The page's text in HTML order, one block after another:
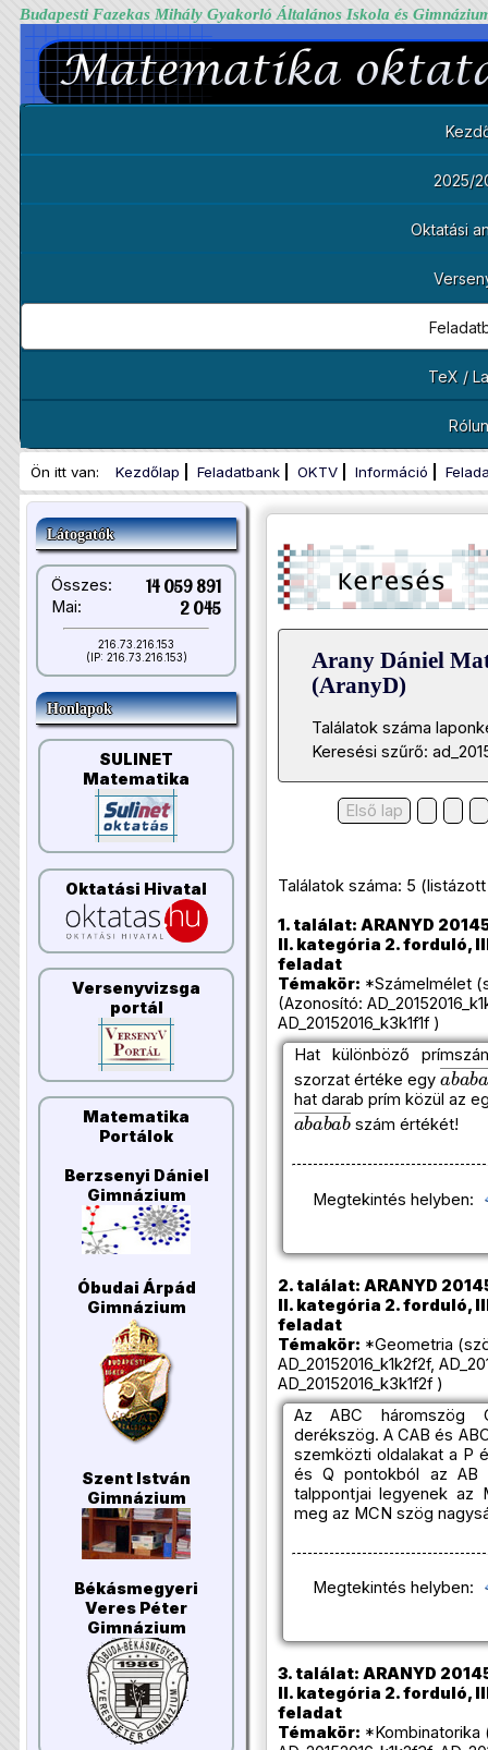
Budapesti Fazekas Mihály Gyakorló Általános Iskola és
2025/
Oktatási
TeX /
Ön itt van: Kezdőlap Feladatbank OKTV Információ
Látogatók
Összes: 14 059 891
Mai: 2 045
216.73.216.153
(IP: 216.73.216.153)
Honlapok
SULINET
Matematika
Oktatási Hivatal
Versenyvizsga
portál
Matematika
Portálok
Berzsenyi Dániel
Gimnázium
Óbudai Árpád
Gimnázium
Szent István
Gimnázium
Békásmegyeri
Veres Péter
Gimnázium
Arany Dániel
(AranyD)
Találatok száma
Keresési szűrő:
Első lap
Találatok száma: 5
1. találat: ARANYD
II. kategória 2. forduló,
feladat
Témakör: *Számelmélet
(Azonosító:
AD_20152016_k3k1f1f )
Hat különböző
szorzat értéke egy
abab
hat darab prím közül az
ababab―
szám értékét!
Megtekintés helyben:
2. találat: ARANYD
II. kategória 2. forduló,
feladat
Témakör: *Geometria
AD_20152016_k1k2f2f,
AD_20152016_k3k1f2f )
Az ABC háromszög
derékszög. A CAB és
szemközti oldalakat a P
és Q pontokból az AB
talppontjai legyenek az
meg az MCN szög
Megtekintés helyben:
3. találat: ARANYD
II. kategória 2. forduló,
feladat
Témakör: